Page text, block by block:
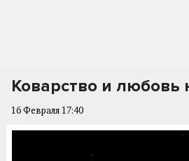
Коварство и любовь
16 Февраля 17:40